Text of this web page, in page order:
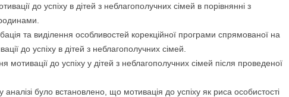
до успiху в дiтей з неблагополучних сiмей в порiвняннi з
та видiлення особливостей корекцiйної програми спрямованої на
до успiху в дiтей з неблагополучних сiмей.
мотивацiї до успiху у дiтей з неблагополучних сiмей пiсля проведеної
аналiзi було встановлено, що мотивацiя до успiху як риса особистостi